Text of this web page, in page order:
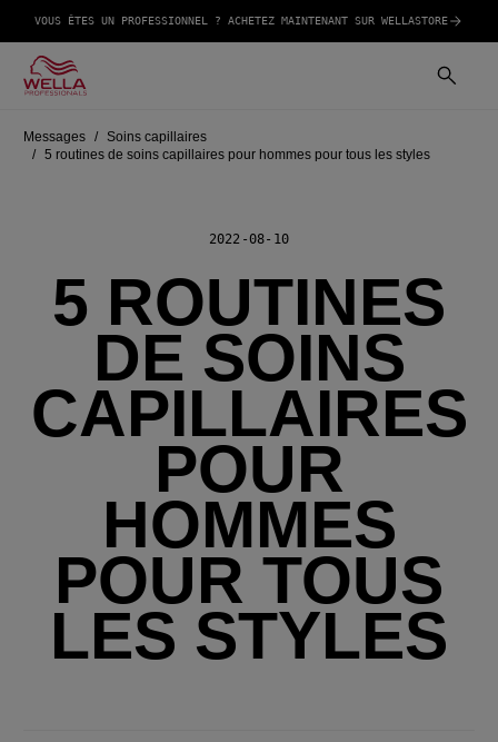
VOUS ÊTES UN PROFESSIONNEL ? ACHETEZ MAINTENANT SUR WELLASTORE
Messages
Soins capillaires
5 routines de soins capillaires pour hommes pour tous les styles
2022-08-10
5 ROUTINES
DE SOINS
CAPILLAIRES
POUR
HOMMES
POUR TOUS
LES STYLES